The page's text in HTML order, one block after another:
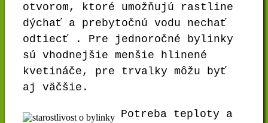
otvorom, ktoré umožňujú rastline
dýchať a prebytočnú vodu nechať
odtiecť . Pre jednoročné bylinky
sú vhodnejšie menšie hlinené
kvetináče, pre trvalky môžu byť
aj väčšie.
Potreba teploty a